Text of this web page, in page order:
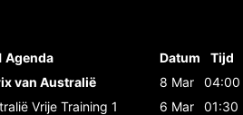
Agenda Datum
Tijd
van Australië
8 Mar
04:00
Vrije Training 1 6 Mar
01:30